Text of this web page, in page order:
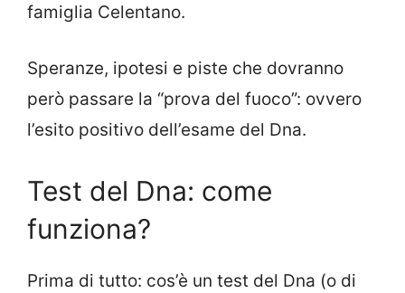
famiglia Celentano.
Speranze, ipotesi e piste che dovranno
però passare la “prova del fuoco”: ovvero
l’esito positivo dell’esame del Dna.
Test del Dna: come
funziona?
Prima di tutto: cos’è un test del Dna (o di